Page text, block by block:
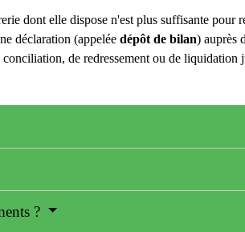
dont elle dispose n'est plus suffisante pour
déclaration (appeléedépôt de bilan) auprès
de redressement ou de liquidation
?